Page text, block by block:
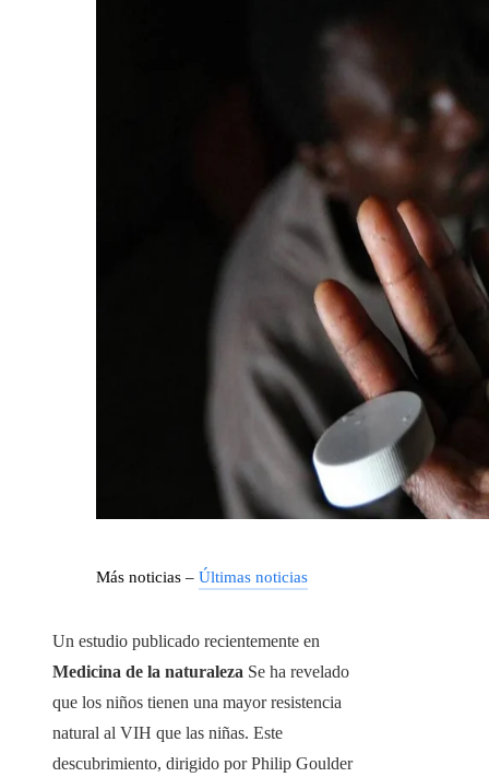
Más noticias – Últimas noticias
Un estudio publicado recientemente en
Medicina de la naturaleza Se ha revelado
que los niños tienen una mayor resistencia
natural al VIH que las niñas. Este
descubrimiento, dirigido por Philip Goulder